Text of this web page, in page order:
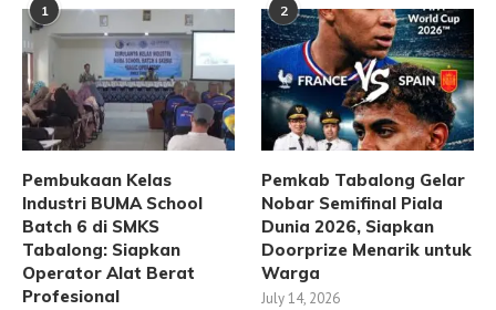
1
Pembukaan Kelas
Industri BUMA School
Batch 6 di SMKS
Tabalong: Siapkan
Operator Alat Berat
Profesional
2
Pemkab Tabalong Gelar
Nobar Semifinal Piala
Dunia 2026, Siapkan
Doorprize Menarik untuk
Warga
July 14, 2026